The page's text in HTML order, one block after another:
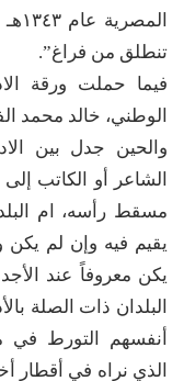
تنطلق من فراغ”.
فيما حملت ورقة
الوطني، خالد محمد
والحين جدل بين
الشاعر أو الكاتب
مسقط رأسه، ام
يقيم فيه وإن لم يكن
يكن معروفاً عند
البلدان ذات الصلة
أنفسهم التورط في
الذي نراه في أقطار